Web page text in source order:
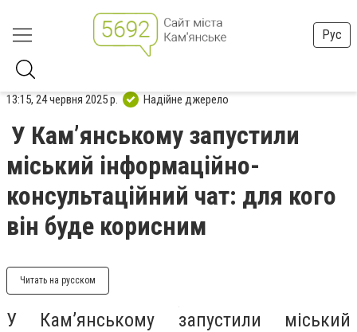
Рус
13:15, 24 червня 2025 р. Надійне джерело
У Кам’янському запустили
міський інформаційно-
консультаційний чат: для кого
він буде корисним
Читать на русском
У Кам’янському запустили міський